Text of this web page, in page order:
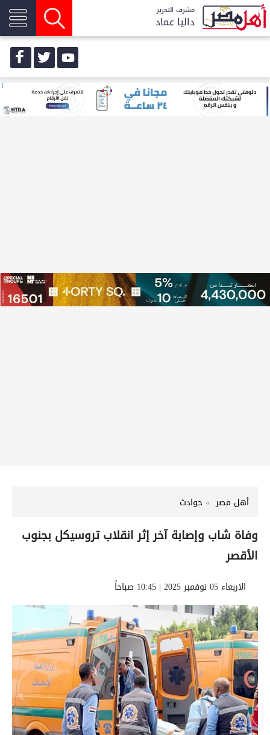
مشرف التحرير
داليا عماد
أهل مصر حوادث
وفاة شاب وإصابة آخر إثر انقلاب تروسيكل بجنوب
الأقصر
الاربعاء 05 نوفمبر 2025 | 10:45 صباحاً